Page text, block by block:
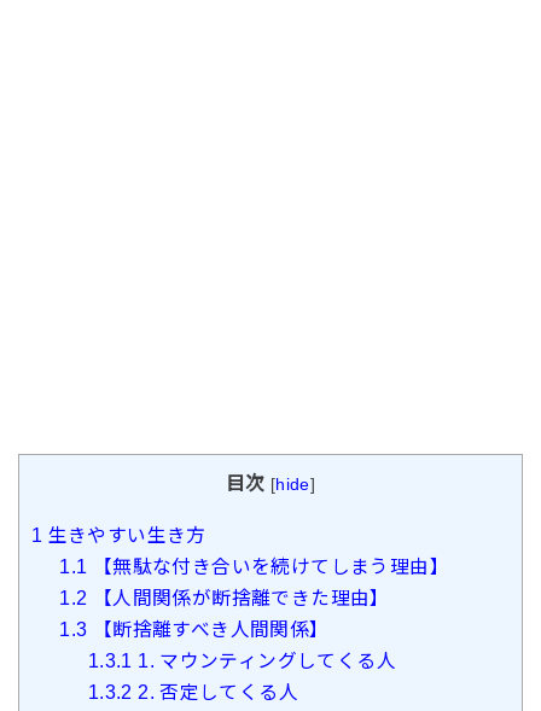
目次 [hide]
1 生きやすい生き方
1.1 【無駄な付き合いを続けてしまう理由】
1.2 【人間関係が断捨離できた理由】
1.3 【断捨離すべき人間関係】
1.3.1 1. マウンティングしてくる人
1.3.2 2. 否定してくる人